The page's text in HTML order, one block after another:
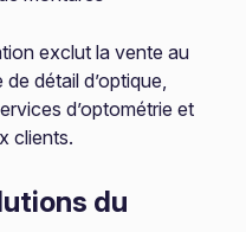
exclut la vente au
détail d’optique,
d’optométrie et
clients.
du